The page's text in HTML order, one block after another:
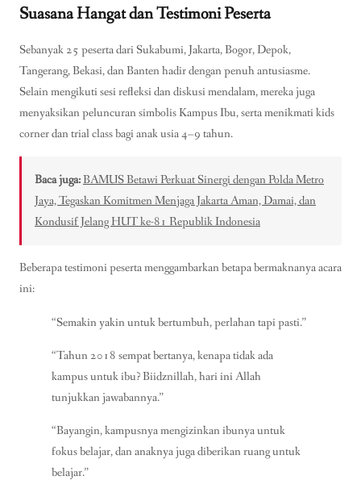
Suasana Hangat dan Testimoni Peserta
Sebanyak 25 peserta dari Sukabumi, Jakarta, Bogor, Depok,
Tangerang, Bekasi, dan Banten hadir dengan penuh antusiasme.
Selain mengikuti sesi refleksi dan diskusi mendalam, mereka juga
menyaksikan peluncuran simbolis Kampus Ibu, serta menikmati kids
corner dan trial class bagi anak usia 4–9 tahun.
Baca juga:BAMUS Betawi Perkuat Sinergi dengan Polda Metro
Jaya, Tegaskan Komitmen Menjaga Jakarta Aman, Damai, dan
Kondusif Jelang HUT ke-81 Republik Indonesia
Beberapa testimoni peserta menggambarkan betapa bermaknanya acara
ini:
“Semakin yakin untuk bertumbuh, perlahan tapi pasti.”
“Tahun 2018 sempat bertanya, kenapa tidak ada
kampus untuk ibu? Biidznillah, hari ini Allah
tunjukkan jawabannya.”
“Bayangin, kampusnya mengizinkan ibunya untuk
fokus belajar, dan anaknya juga diberikan ruang untuk
belajar.”